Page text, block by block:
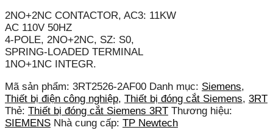
2NO+2NC CONTACTOR, AC3: 11KW
AC 110V 50HZ
4-POLE, 2NO+2NC, SZ: S0,
SPRING-LOADED TERMINAL
1NO+1NC INTEGR.
Mã sản phẩm: 3RT2526-2AF00 Danh mục: Siemens,
Thiết bị điện công nghiệp, Thiết bị đóng cắt Siemens, 3RT
Thẻ: Thiết bị đóng cắt Siemens 3RT Thương hiệu:
SIEMENS Nhà cung cấp: TP Newtech